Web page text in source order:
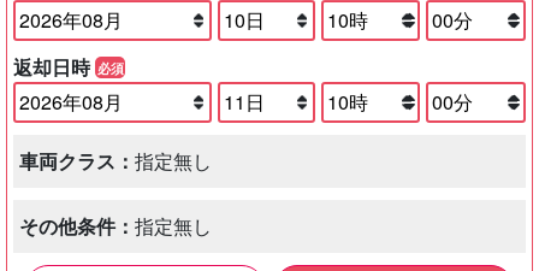
返却日時 必須
車両クラス： 指定無し
その他条件： 指定無し